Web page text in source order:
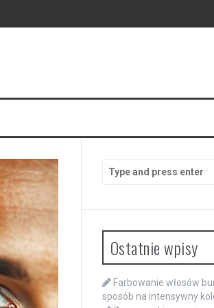
for:
Ostatnie wpisy
Farbowanie włosów
sposób na intensywny